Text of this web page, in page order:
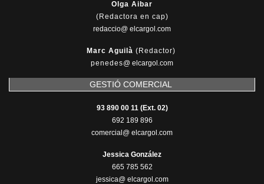
Olga Aibar
(Redactora en cap)
redaccio@ elcargol.com
Marc Aguilà (Redactor)
penedes@ elcargol.com
GESTIÓ COMERCIAL
93 890 00 11 (Ext. 02)
692 189 896
comercial@ elcargol.com
Jessica González
665 785 562
jessica@ elcargol.com